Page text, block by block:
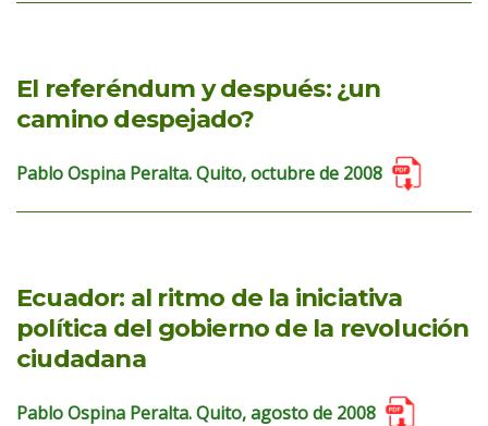
El referéndum y después: ¿un
camino despejado?
Pablo Ospina Peralta. Quito, octubre de 2008
Ecuador: al ritmo de la iniciativa
política del gobierno de la revolución
ciudadana
Pablo Ospina Peralta. Quito, agosto de 2008